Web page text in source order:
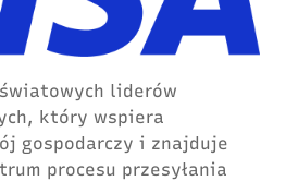
liderów
który wspiera
gospodarczy i znajduje
procesu przesyłania